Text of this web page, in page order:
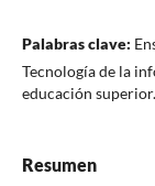
Palabras clave:
Tecnología de la
educación superior.
Resumen